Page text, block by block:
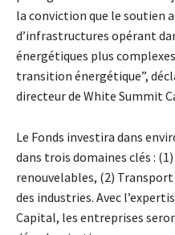
la conviction que le soutien
d’infrastructures opérant
énergétiques plus
transition énergétique”,
directeur de White Summit
Le Fonds investira dans
dans trois domaines clés :
renouvelables, (2)
des industries. Avec
Capital, les entreprises